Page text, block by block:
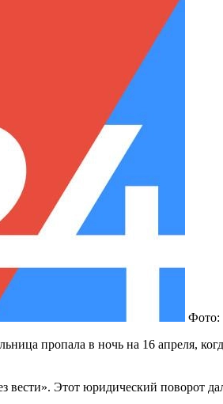
Фото:
пропала в ночь на 16 апреля,
Этот юридический поворот